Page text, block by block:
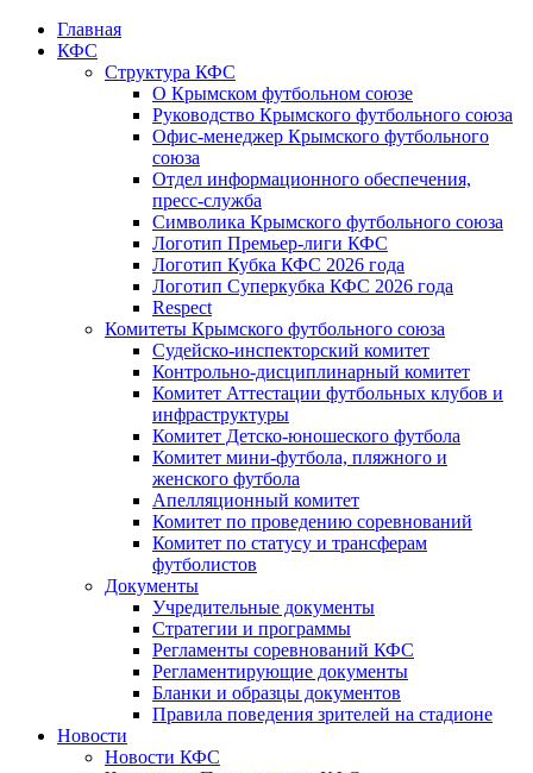
Главная
КФС
Структура КФС
О Крымском футбольном союзе
Руководство Крымского футбольного союза
Офис-менеджер Крымского футбольного
союза
Отдел информационного обеспечения,
пресс-служба
Символика Крымского футбольного союза
Логотип Премьер-лиги КФС
Логотип Кубка КФС 2026 года
Логотип Суперкубка КФС 2026 года
Respect
Комитеты Крымского футбольного союза
Судейско-инспекторский комитет
Контрольно-дисциплинарный комитет
Комитет Аттестации футбольных клубов и
инфраструктуры
Комитет Детско-юношеского футбола
Комитет мини-футбола, пляжного и
женского футбола
Апелляционный комитет
Комитет по проведению соревнований
Комитет по статусу и трансферам
футболистов
Документы
Учредительные документы
Стратегии и программы
Регламенты соревнований КФС
Регламентирующие документы
Бланки и образцы документов
Правила поведения зрителей на стадионе
Новости
Новости КФС